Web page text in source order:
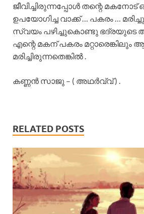
ജീവിച്ചിരുന്നപ്പോൾ തന്റെ മകനോട്
ഉപയോഗിച്ച വാക്ക് … പകരം …
സ്വയം പഴിച്ചുകൊണ്ടു ഭദ്രയുടെ
എന്റെ മകന് പകരം
മരിച്ചിരുന്നതെങ്കിൽ .
കണ്ണൻ സാജു – ( അഥർവ്വ് ) .
RELATED POSTS